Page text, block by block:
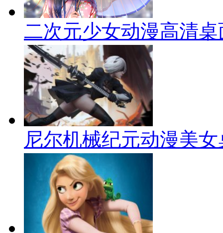
二次元少女动漫高清
尼尔机械纪元动漫美